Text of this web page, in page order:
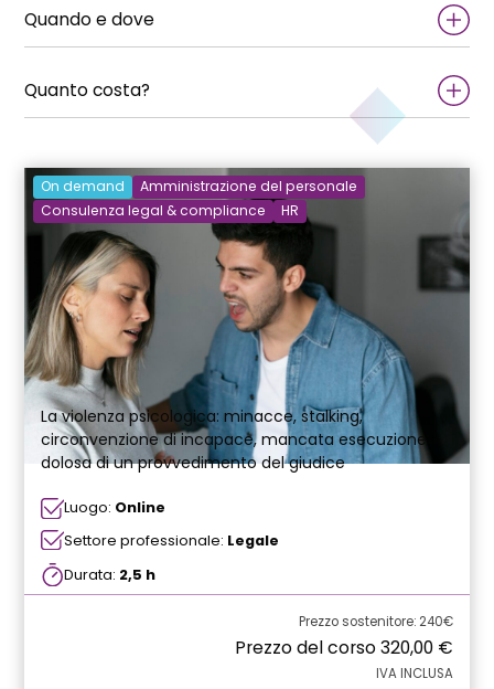
Quando e dove
Quanto costa?
On demand
Amministrazione del personale
Consulenza legal & compliance
HR
La violenza psicologica: minacce, stalking,
circonvenzione di incapace, mancata esecuzione
dolosa di un provvedimento del giudice
Luogo: Online
Settore professionale: Legale
Durata: 2,5 h
Prezzo sostenitore: 240€
Prezzo del corso320,00 €
IVA INCLUSA